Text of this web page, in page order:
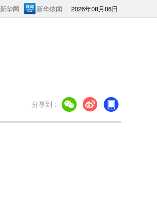
2026年08月06日
新华炫闻
新华网
分享到：